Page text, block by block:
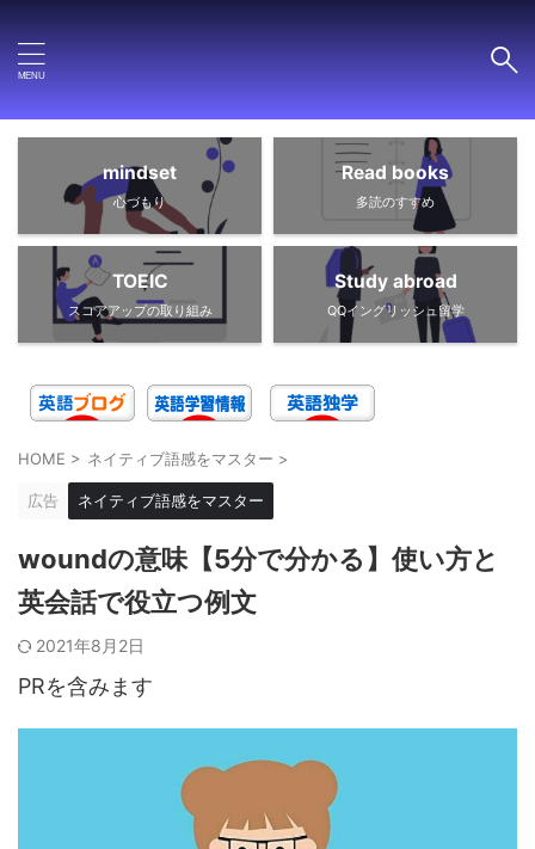
mindset
心づもり
Read books
多読のすすめ
TOEIC
スコアアップの取り組み
Study abroad
QQイングリッシュ留学
HOME > ネイティブ語感をマスター >
広告 ネイティブ語感をマスター
woundの意味【5分で分かる】使い方と
英会話で役立つ例文
2021年8月2日
PRを含みます